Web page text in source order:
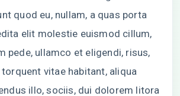
quod eu, nullam, a quas porta
elit molestie euismod cillum,
pede, ullamco et eligendi, risus,
vitae habitant, aliqua
illo, sociis, dui dolorem litora